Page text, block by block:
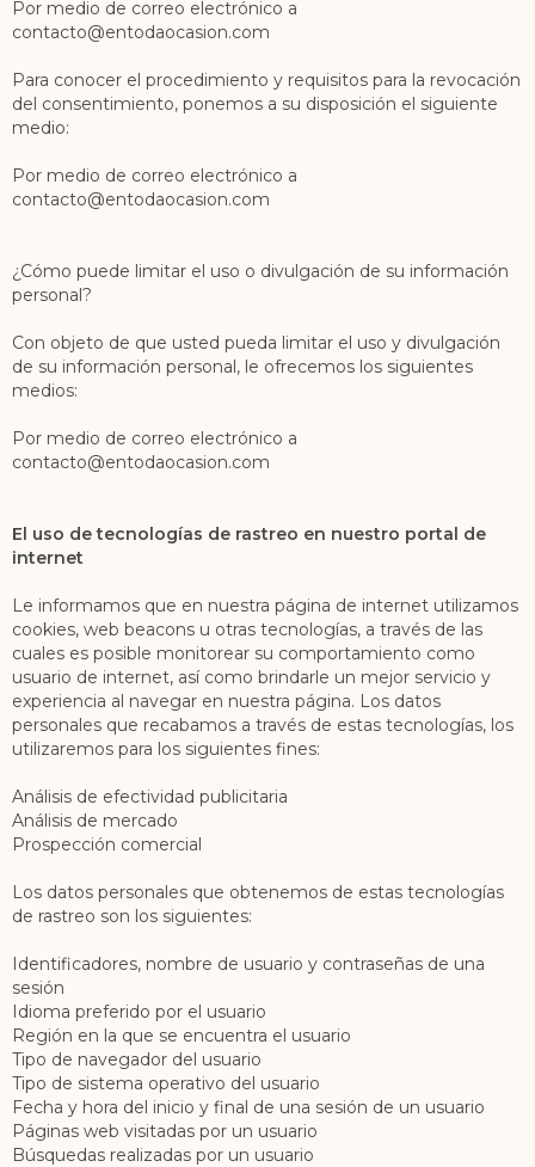
Por medio de correo electrónico a
contacto@entodaocasion.com
Para conocer el procedimiento y requisitos para la revocación
del consentimiento, ponemos a su disposición el siguiente
medio:
Por medio de correo electrónico a
contacto@entodaocasion.com
¿Cómo puede limitar el uso o divulgación de su información
personal?
Con objeto de que usted pueda limitar el uso y divulgación
de su información personal, le ofrecemos los siguientes
medios:
Por medio de correo electrónico a
contacto@entodaocasion.com
El uso de tecnologías de rastreo en nuestro portal de
internet
Le informamos que en nuestra página de internet utilizamos
cookies, web beacons u otras tecnologías, a través de las
cuales es posible monitorear su comportamiento como
usuario de internet, así como brindarle un mejor servicio y
experiencia al navegar en nuestra página. Los datos
personales que recabamos a través de estas tecnologías, los
utilizaremos para los siguientes fines:
Análisis de efectividad publicitaria
Análisis de mercado
Prospección comercial
Los datos personales que obtenemos de estas tecnologías
de rastreo son los siguientes:
Identificadores, nombre de usuario y contraseñas de una
sesión
Idioma preferido por el usuario
Región en la que se encuentra el usuario
Tipo de navegador del usuario
Tipo de sistema operativo del usuario
Fecha y hora del inicio y final de una sesión de un usuario
Páginas web visitadas por un usuario
Búsquedas realizadas por un usuario